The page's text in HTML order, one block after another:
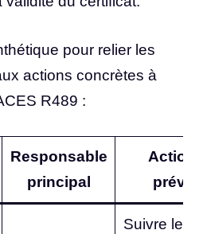
pour relier les
actions concrètes à
R489 :
Responsable
principal
Action
Suivre les